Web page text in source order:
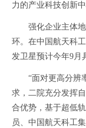
力的产业科技创新中
强化企业主体地
环。在中国航天科
发卫星预计今年9月
“面对更高分辨率
求，二院充分发挥
合优势，基于超低
员、中国航天科工